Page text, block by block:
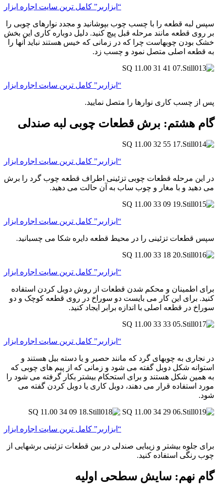
“ابزاربر” کامل ترین سایت اجاره ابزار
سپس لبه قطعه را با چسب چوب بپوشانید و مجدد نوارهای چوبی را
بر روی قطعه مانند مرحله قبل پیچ کنید. دلیل دوباره کاری این بخش
خشک بودن چوبهاست چرا که در زمانی که خیس هستند نباید آنها را
به قطعه اصلی متصل نمود و چسب زد.
“ابزاربر” کامل ترین سایت اجاره ابزار
پس از چسب کاری نوارها را متصل نمایید.
گام هشتم: برش قطعات چوبی لبه صندلی
“ابزاربر” کامل ترین سایت اجاره ابزار
در این مرحله قطعات چوبی تزئینی اطراف قطعه چوب گرد را برش
می دهید و با مغار و چوب ساب به آن حالت می دهید.
“ابزاربر” کامل ترین سایت اجاره ابزار
سپس قطعات تزئینی را در محیط قطعه دایره شکا می چسبانید.
“ابزاربر” کامل ترین سایت اجاره ابزار
برای اطمینان و محکم شدن قطعات از روش دوبل کردن استفاده
کنید. برای این کار می بایست دو سوراخ در روی قطعه کوچک و دو
سوراخ در قطعه اصلی با اندازه برابر ایجاد کنید.
“ابزاربر” کامل ترین سایت اجاره ابزار
در نجاری به چوبهای گرد که مانند حصیر و یا دسته بیل هستند و
استوانه شکل دوبل گفته می شود و زمانی که از پیم های چوبی که
به همین شکل هستند و برای استحکام بیشتر بکار گرفته می شود را
مورد استفاده قرار می دهند، دوبل کاری یا دوبل کردن گفته می
شود.
“ابزاربر” کامل ترین سایت اجاره ابزار
برای جلوه بیشتر و زیبایی صندلی در بین قطعات تزئینی برشهایی از
چوب رنگی استفاده کنید.
گام نهم: سایش سطحی اولیه